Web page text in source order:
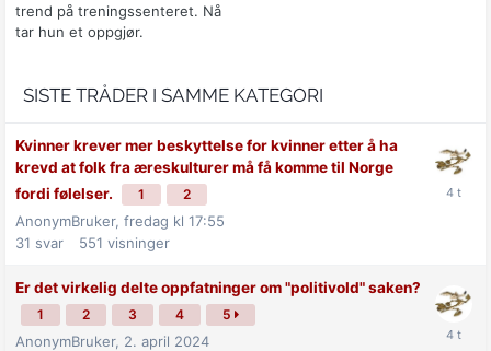
trend på treningssenteret. Nå
tar hun et oppgjør.
SISTE TRÅDER I SAMME KATEGORI
Kvinner krever mer beskyttelse for kvinner etter å ha
krevd at folk fra æreskulturer må få komme til Norge
fordi følelser.
1 2
AnonymBruker, fredag kl 17:55
31 svar 551 visninger
Er det virkelig delte oppfatninger om "politivold" saken?
1 2 3 4 5
AnonymBruker, 2. april 2024